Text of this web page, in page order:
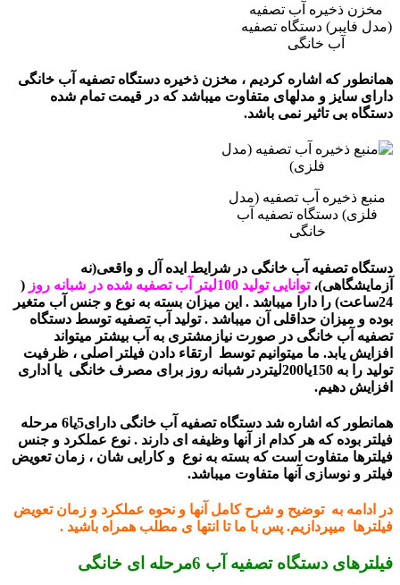
مخزن ذخیره آب تصفیه
(مدل فایبر) دستگاه تصفیه
آب خانگی
همانطور که اشاره کردیم ، مخزن ذخیره دستگاه تصفیه آب خانگی
دارای سایز و مدلهای متفاوت میباشد که در قیمت تمام شده
دستگاه بی تاثیر نمی باشد.
منبع ذخیره آب تصفیه (مدل
فلزی) دستگاه تصفیه آب
خانگی
دستگاه تصفیه آب خانگی در شرایط ایده آل و واقعی(نه
آزمایشگاهی)،توانایی تولید 100لیتر آب تصفیه شده در شبانه روز
(
24ساعت) را دارا میباشد . این میزان بسته به نوع و جنس آب متغیر
بوده و میزان حداقلی آن میباشد . تولید آب تصفیه توسط دستگاه
تصفیه آب خانگی در صورت نیازمشتری به آب بیشتر میتواند
افزایش یابد. ما میتوانیم توسط ارتقاء دادن فیلتر اصلی ، ظرفیت
تولید را به 150یا200لیتردر شبانه روز برای مصرف خانگی یا اداری
افزایش دهیم.
همانطور که اشاره شد دستگاه تصفیه آب خانگی دارای5یا6 مرحله
فیلتر بوده که هر کدام از آنها وظیفه ای دارند . نوع عملکرد و جنس
فیلترها متفاوت است که بسته به نوع و کارایی شان ، زمان تعویض
فیلتر و نوسازی آنها متفاوت میباشد.
در ادامه به توضیح و شرح کامل آنها و نحوه عملکرد و زمان تعویض
فیلترها میپردازیم. پس با ما تا انتها ی مطلب همراه باشید .
فیلترهای دستگاه تصفیه آب 6مرحله ای خانگی